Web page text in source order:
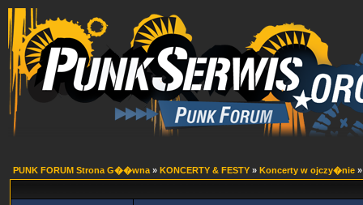
PUNK FORUM Strona G��wna » KONCERTY & FESTY » Koncerty w ojczy�nie